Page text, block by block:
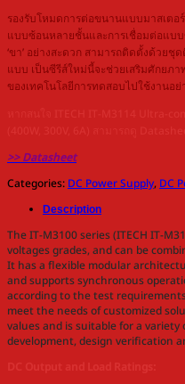
รองรับโหมดการต่อขนานแบบมาสเตอ
แบบซ้อนหลายชั้นและการเชื่อมต่อแ
‘ขา’ อย่างสะดวก สามารถติดตั้งด้วย
แบบ เป็นซีรีส์ใหม่นี้จะช่วยเสริมศักยภ
ของเทคโนโลยีการทดสอบไปใช้งานอ
>> Datasheet
Categories: DC Power Supply, DC
Description
The IT-M3100 series (ITECH IT-
voltages grades, and can be
It has a flexible modular
and supports synchronous
according to the test
meet the needs of customized
values and is suitable for a
development, design verification